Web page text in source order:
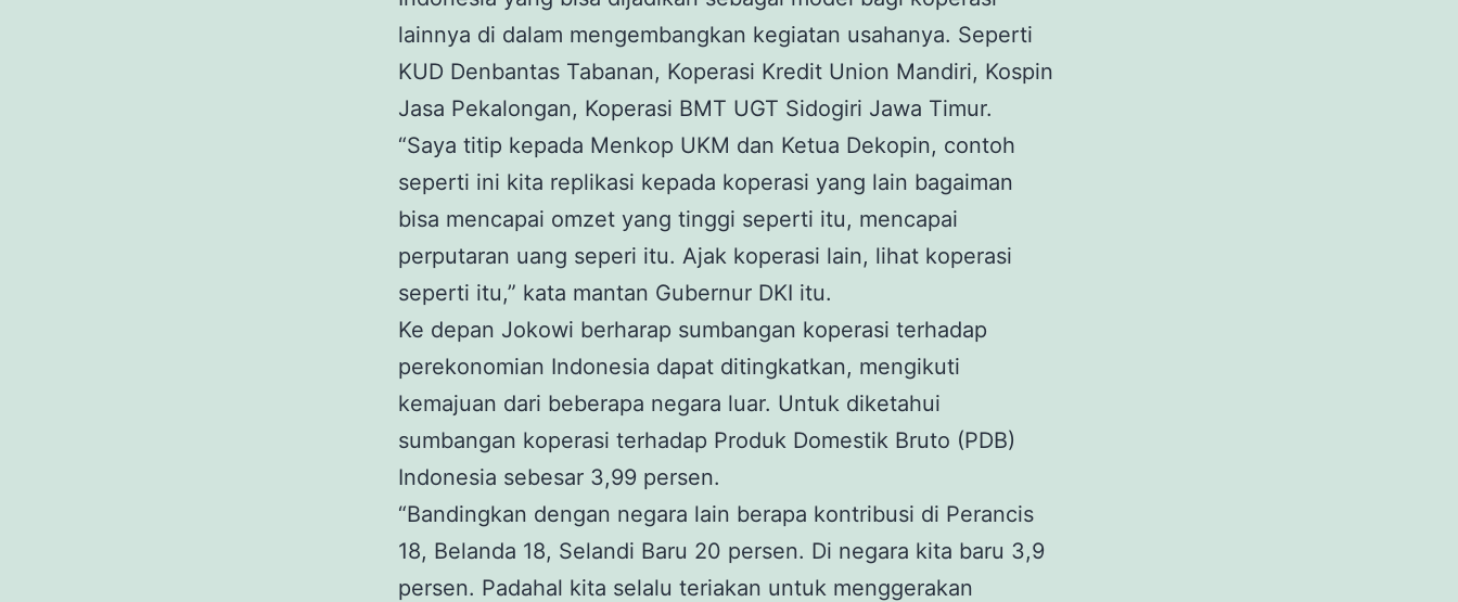
lainnya di dalam mengembangkan kegiatan usahanya. Seperti
KUD Denbantas Tabanan, Koperasi Kredit Union Mandiri, Kospin
Jasa Pekalongan, Koperasi BMT UGT Sidogiri Jawa Timur.
“Saya titip kepada Menkop UKM dan Ketua Dekopin, contoh
seperti ini kita replikasi kepada koperasi yang lain bagaiman
bisa mencapai omzet yang tinggi seperti itu, mencapai
perputaran uang seperi itu. Ajak koperasi lain, lihat koperasi
seperti itu,” kata mantan Gubernur DKI itu.
Ke depan Jokowi berharap sumbangan koperasi terhadap
perekonomian Indonesia dapat ditingkatkan, mengikuti
kemajuan dari beberapa negara luar. Untuk diketahui
sumbangan koperasi terhadap Produk Domestik Bruto (PDB)
Indonesia sebesar 3,99 persen.
“Bandingkan dengan negara lain berapa kontribusi di Perancis
18, Belanda 18, Selandi Baru 20 persen. Di negara kita baru 3,9
persen. Padahal kita selalu teriakan untuk menggerakan